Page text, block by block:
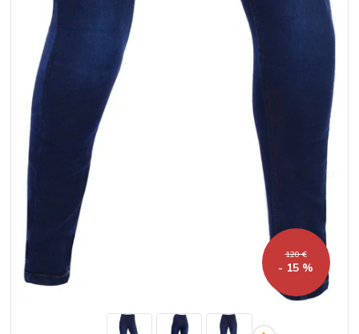
120 €
- 15 %